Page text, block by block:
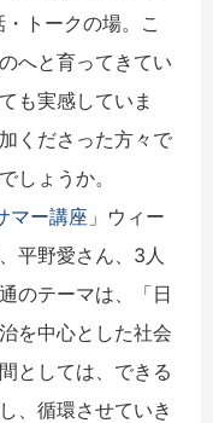
トークの場。こ
へと育ってきてい
も実感していま
くださった方々で
しょうか。
マー講座 」ウィー
平野愛さん、3人
のテーマは、「日
を中心とした社会
としては、できる
、循環させていき